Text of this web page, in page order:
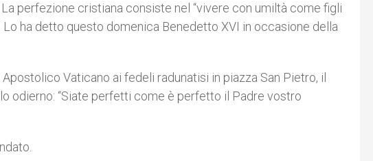
perfezione cristiana consiste nel “vivere con umiltà come figli
ha detto questo domenica Benedetto XVI in occasione della
Vaticano ai fedeli radunatisi in piazza San Pietro, il
odierno: “Siate perfetti come è perfetto il Padre vostro